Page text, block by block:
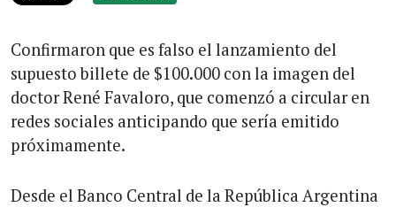
Confirmaron que es falso el lanzamiento del
supuesto billete de $100.000 con la imagen del
doctor René Favaloro, que comenzó a circular en
redes sociales anticipando que sería emitido
próximamente.
Desde el Banco Central de la República Argentina